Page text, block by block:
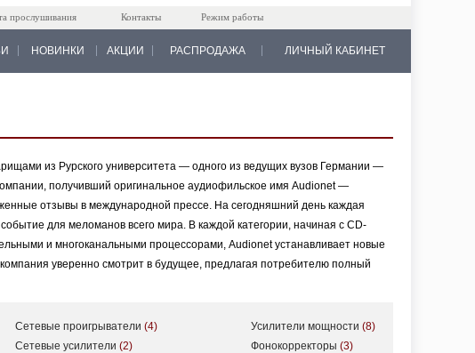
прослушивания Контакты Режим работы
НОВИНКИ АКЦИИ РАСПРОДАЖА ЛИЧНЫЙ КАБИНЕТ
из Рурского университета — одного из ведущих вузов Германии —
получивший оригинальное аудиофильское имя Audionet —
отзывы в международной прессе. На сегодняшний день каждая
для меломанов всего мира. В каждой категории, начиная с CD-
и многоканальными процессорами, Audionet устанавливает новые
уверенно смотрит в будущее, предлагая потребителю полный
Сетевые проигрыватели(4)
Сетевые усилители(2)
Усилители мощности(8)
Фонокорректоры(3)